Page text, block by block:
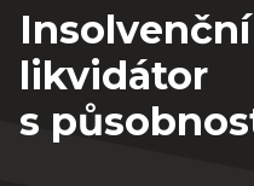
likvidátor
s